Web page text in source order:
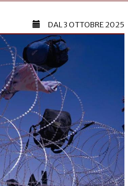
DAL3 OTTOBRE 2025